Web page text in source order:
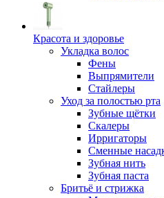
Красота и здоровье
Укладка волос
Фены
Выпрямители
Стайлеры
Уход за полостью рта
Зубные щётки
Скалеры
Ирригаторы
Сменные
Зубная нить
Зубная паста
Бритьё и стрижка